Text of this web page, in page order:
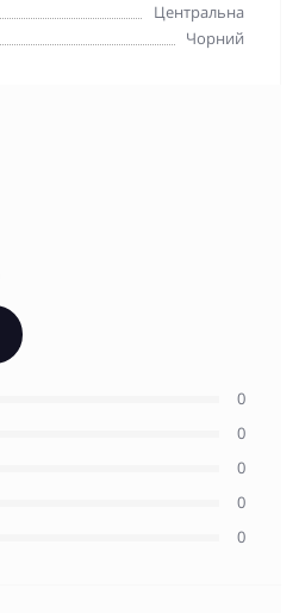
Центральна
Чорний
0
0
0
0
0